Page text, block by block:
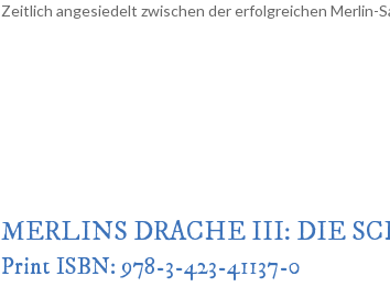
Zeitlich angesiedelt zwischen der erfolgreichen Merlin-
MERLINS DRACHE III: DIE
Print ISBN: 978-3-423-41137-0